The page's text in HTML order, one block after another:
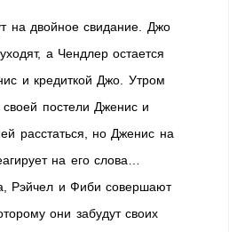
на двойное свидание. Джо
а Чендлер остается
и кредиткой Джо. Утром
постели Дженис и
расстаться, но Дженис на
на его слова…
Рэйчел и Фиби совершают
они забудут своих